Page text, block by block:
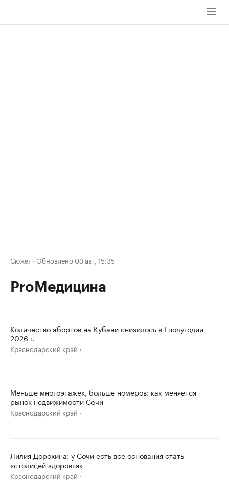
Сюжет · Обновлено 03 авг, 15:35
ProМедицина
Количество абортов на Кубани снизилось в I полугодии
2026 г.
Краснодарский край
Меньше многоэтажек, больше номеров: как меняется
рынок недвижимости Сочи
Краснодарский край
Лилия Дорохина: у Сочи есть все основания стать
«столицей здоровья»
Краснодарский край